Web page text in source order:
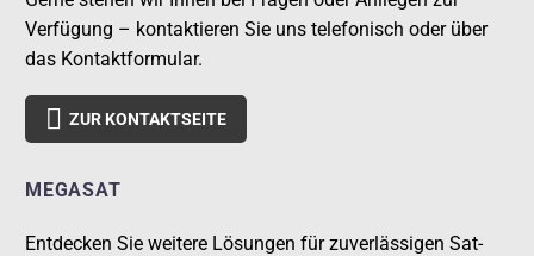
Verfügung – kontaktieren Sie uns telefonisch oder über
das Kontaktformular.
 ZUR KONTAKTSEITE
MEGASAT
Entdecken Sie weitere Lösungen für zuverlässigen Sat-